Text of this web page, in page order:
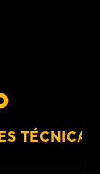
TÉCNICAS